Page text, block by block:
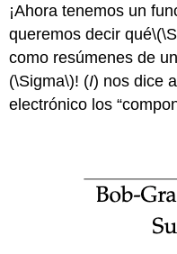
¡Ahora tenemos un
queremos decir qué
como resúmenes de
(\Sigma\)! (I) nos dice
electrónico los